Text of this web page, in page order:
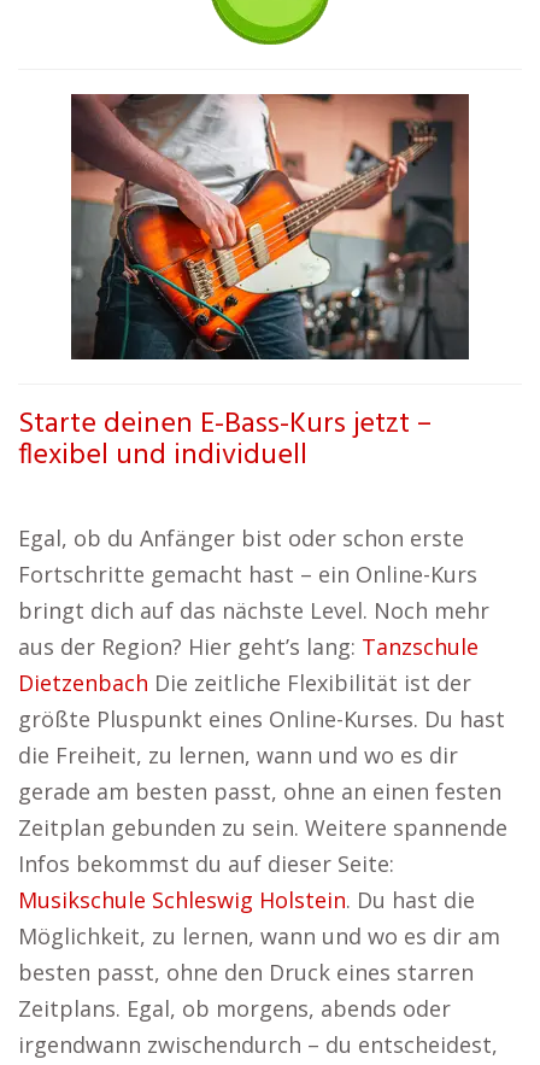
Starte deinen E-Bass-Kurs jetzt –
flexibel und individuell
Egal, ob du Anfänger bist oder schon erste
Fortschritte gemacht hast – ein Online-Kurs
bringt dich auf das nächste Level. Noch mehr
aus der Region? Hier geht’s lang: Tanzschule
Dietzenbach Die zeitliche Flexibilität ist der
größte Pluspunkt eines Online-Kurses. Du hast
die Freiheit, zu lernen, wann und wo es dir
gerade am besten passt, ohne an einen festen
Zeitplan gebunden zu sein. Weitere spannende
Infos bekommst du auf dieser Seite:
Musikschule Schleswig Holstein. Du hast die
Möglichkeit, zu lernen, wann und wo es dir am
besten passt, ohne den Druck eines starren
Zeitplans. Egal, ob morgens, abends oder
irgendwann zwischendurch – du entscheidest,